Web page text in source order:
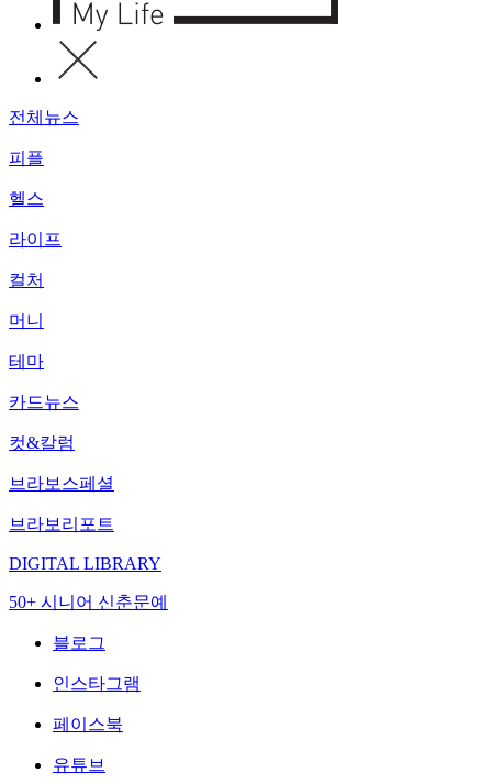
전체뉴스
피플
헬스
라이프
컬처
머니
테마
카드뉴스
컷&칼럼
브라보스페셜
브라보리포트
DIGITAL LIBRARY
50+ 시니어 신춘문예
블로그
인스타그램
페이스북
유튜브